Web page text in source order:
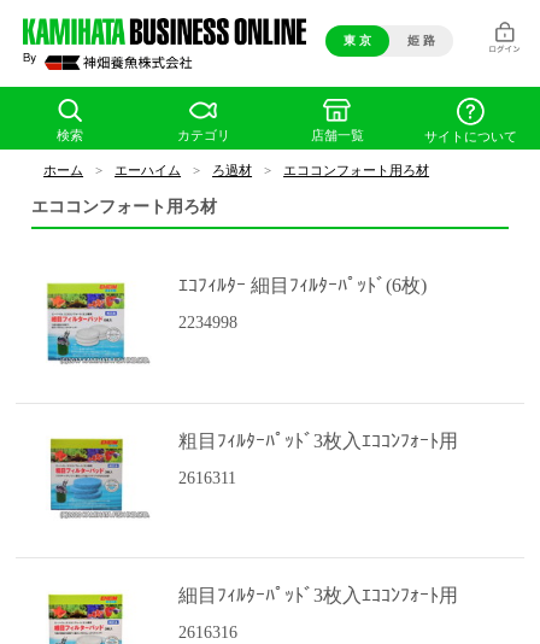
東 京 姫 路
検索 カテゴリ 店舗一覧 サイトについて
ホーム > エーハイム > ろ過材 > エココンフォート用ろ材
エココンフォート用ろ材
ｴｺﾌｨﾙﾀｰ 細目ﾌｨﾙﾀｰﾊﾟｯﾄﾞ(6枚)
2234998
粗目ﾌｨﾙﾀｰﾊﾟｯﾄﾞ3枚入ｴｺｺﾝﾌｫｰﾄ用
2616311
細目ﾌｨﾙﾀｰﾊﾟｯﾄﾞ3枚入ｴｺｺﾝﾌｫｰﾄ用
2616316